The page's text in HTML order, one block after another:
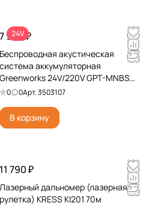
24V
7 990 ₽
Беспроводная акустическая
система аккумуляторная
Greenworks 24V/220V GPT-MNBS
3503107, без АКБ и ЗУ
0 0Арт.3503107
В корзину
11 790 ₽
Лазерный дальномер (лазерная
рулетка) KRESS KI201 70м